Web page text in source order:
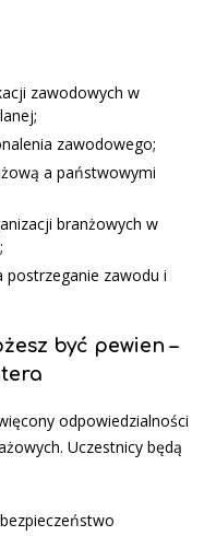
zawodowych w
zawodowego;
a państwowymi
branżowych w
postrzeganie zawodu i
być pewien –
odpowiedzialności
Uczestnicy będą